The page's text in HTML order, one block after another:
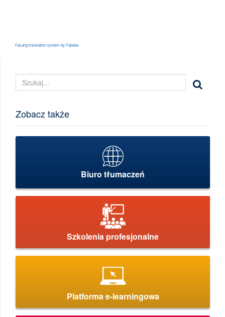
FaLang translation system by Faboba
Zobacz także
Biuro tłumaczeń
Szkolenia profesjonalne
Platforma e-learningowa